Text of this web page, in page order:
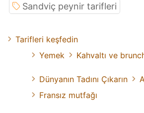
Sandviç peynir tarifleri
Tarifleri keşfedin
Yemek
Kahvaltı ve
Dünyanın Tadını Çıkarın
Fransız mutfağı